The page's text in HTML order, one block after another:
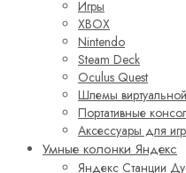
Игры
XBOX
Nintendo
Steam Deck
Oculus Quest
Шлемы
Портативные
Аксессуары для
Умные колонки Яндекс
Яндекс Станции